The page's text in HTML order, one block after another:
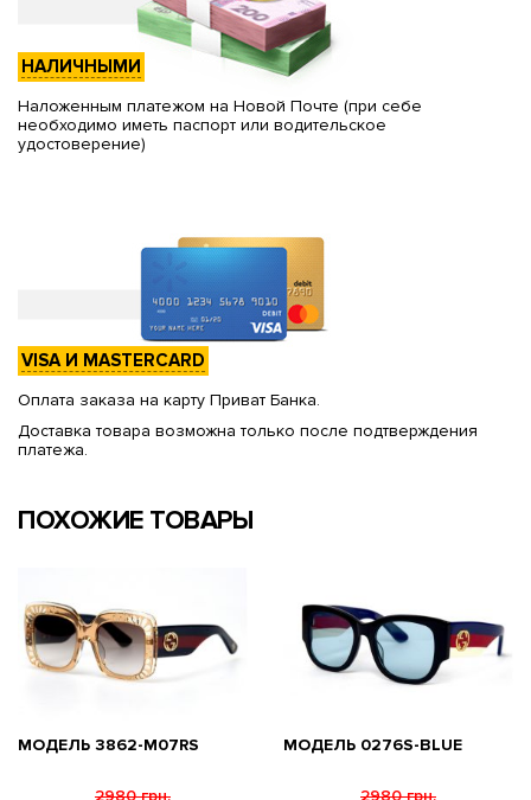
НАЛИЧНЫМИ
Наложенным платежом на Новой Почте (при себе
необходимо иметь паспорт или водительское
удостоверение)
VISA И MASTERCARD
Оплата заказа на карту Приват Банка.
Доставка товара возможна только после подтверждения
платежа.
ПОХОЖИЕ ТОВАРЫ
МОДЕЛЬ 3862-M07RS
2980 грн.
МОДЕЛЬ 0276S-BLUE
2980 грн.